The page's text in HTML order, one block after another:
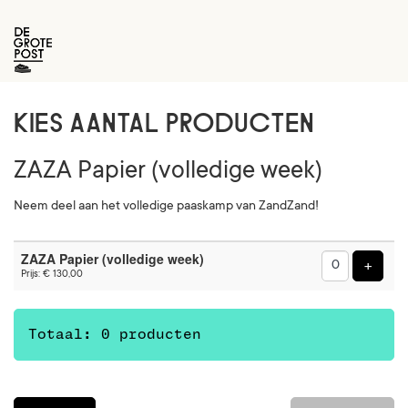
KIES AANTAL PRODUCTEN
ZAZA Papier (volledige week)
Neem deel aan het volledige paaskamp van ZandZand!
Aantal
ZAZA Papier (volledige week)
Prijs: € 130,00
+
Totaal: 0 producten